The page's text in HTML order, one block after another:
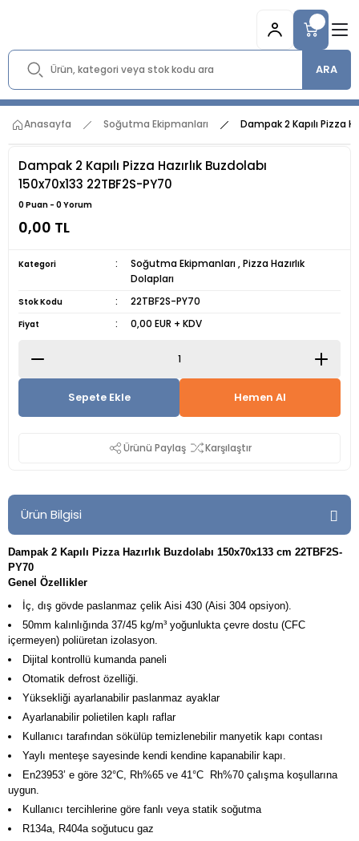
ARA
Anasayfa Soğutma Ekipmanları Dampak 2 Kapılı Pizza
Dampak 2 Kapılı Pizza Hazırlık Buzdolabı
150x70x133 22TBF2S-PY70
0 Puan - 0 Yorum
0,00 TL
Kategori Soğutma Ekipmanları ,Pizza Hazırlık
Dolapları
Stok Kodu 22TBF2S-PY70
Fiyat 0,00 EUR + KDV
Sepete Ekle Hemen Al
Ürünü Paylaş Karşılaştır
Ürün Bilgisi
Dampak 2 Kapılı Pizza Hazırlık Buzdolabı 150x70x133 cm 22TBF2S-
PY70
Genel Özellikler
İç, dış gövde paslanmaz çelik Aisi 430 (Aisi 304 opsiyon).
50mm kalınlığında 37/45 kg/m³ yoğunlukta çevre dostu (CFC
içermeyen) poliüretan izolasyon.
Dijital kontrollü kumanda paneli
Otomatik defrost özelliği.
Yüksekliği ayarlanabilir paslanmaz ayaklar
Ayarlanabilir polietilen kaplı raflar
Kullanıcı tarafından sökülüp temizlenebilir manyetik kapı contası
Yaylı menteşe sayesinde kendi kendine kapanabilir kapı.
En23953’ e göre 32°C, Rh%65 ve 41°C Rh%70 çalışma koşullarına
uygun.
Kullanıcı tercihlerine göre fanlı veya statik soğutma
R134a, R404a soğutucu gaz